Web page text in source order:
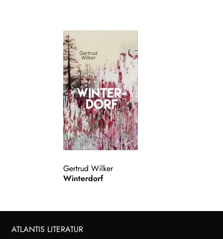
Gertrud Wilker
Winterdorf
ATLANTIS LITERATUR